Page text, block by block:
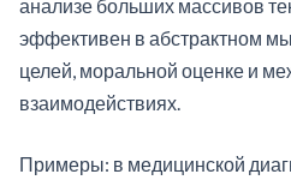
анализе больших массивов
эффективен в абстрактном
целей, моральной оценке и
взаимодействиях.
Примеры: в медицинской